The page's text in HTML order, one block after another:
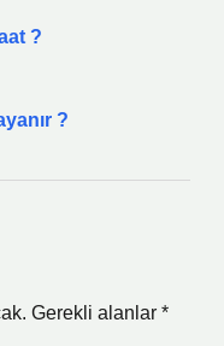
?
?
Gerekli alanlar *